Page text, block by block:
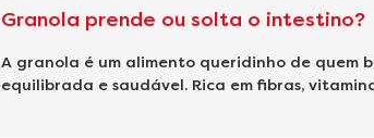
Granola prende ou solta o intestino?
A granola é um alimento queridinho de quem
equilibrada e saudável. Rica em fibras,